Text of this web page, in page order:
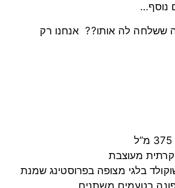
נוסף…
ששלחה לה אותו?? אנחנו רק
מעוצבת
בלגי מצופה בפרוסטינג שמנת